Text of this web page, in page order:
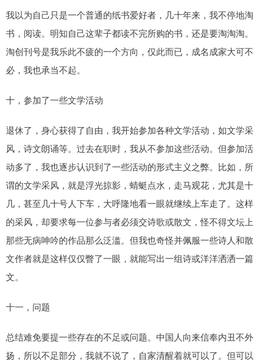
我以为自己只是一个普通的纸书爱好者，几十年来，我不停地淘
书，阅读。明知自己这辈子都读不完所购的书，还是要淘淘淘。
淘创刊号是我乐此不疲的一个方向，仅此而已，成名成家大可不
必，我也承当不起。
十，参加了一些文学活动
退休了，身心获得了自由，我开始参加各种文学活动，如文学采
风，诗文朗诵等。过去在职时，我从不参加这些活动。但参加活
动多了，我也逐步认识到了一些活动的形式主义之弊。比如，所
谓的文学采风，就是浮光掠影，蜻蜓点水，走马观花，尤其是十
几，甚至几十号人下车，大呼隆地看一眼就继续上车走了。这样
的采风，却要求每一位参与者必须交诗歌或散文，怪不得文坛上
那些无病呻吟的作品那么泛滥。但我也奇怪并佩服一些诗人和散
文作者就是这样仅仅瞥了一眼，就能写出一组诗或洋洋洒洒一篇
文。
十一，问题
总结难免要提一些存在的不足或问题。中国人向来信奉内丑不外
扬，所以不足部分，我就不说了，自家清醒着就可以了。但可以